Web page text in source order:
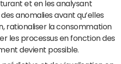
et en les analysant
anomalies avant qu’elles
rationaliser la consommation
les processus en fonction des
devient possible.